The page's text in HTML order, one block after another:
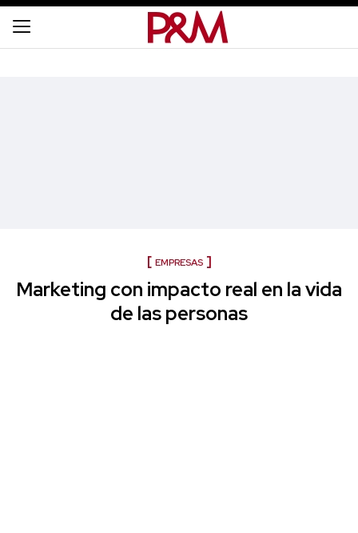
EMPRESAS
Marketing con impacto real en la vida
de las personas